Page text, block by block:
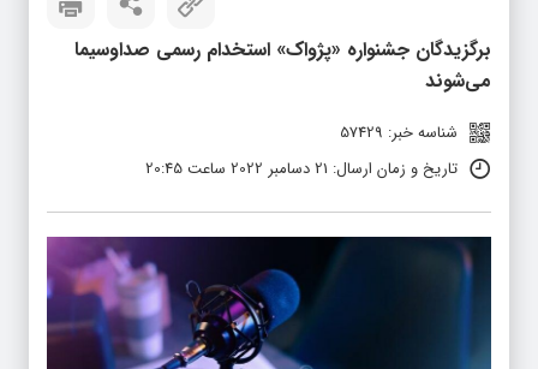
برگزیدگان جشنواره «پژواک» استخدام رسمی صداوسیما
شناسه خبر: 57429